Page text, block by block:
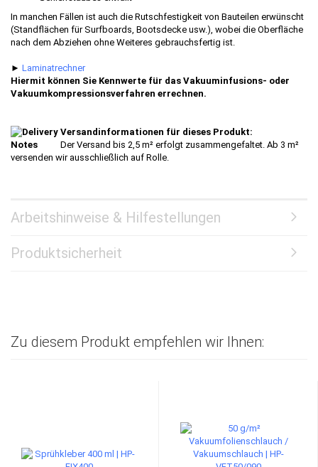
In manchen Fällen ist auch die Rutschfestigkeit von Bauteilen erwünscht
(Standflächen für Surfboards, Bootsdecke usw.), wobei die Oberfläche
nach dem Abziehen ohne Weiteres gebrauchsfertig ist.
► Laminatrechner
Hiermit können Sie Kennwerte für das Vakuuminfusions- oder
Vakuumkompressionsverfahren errechnen.
Versandinformationen für dieses Produkt:
Der Versand bis 2,5 m² erfolgt zusammengefaltet. Ab 3 m²
versenden wir ausschließlich auf Rolle.
Arbeitshinweise & Hilfestellungen
Produktsicherheit
Zu diesem Produkt empfehlen wir Ihnen: